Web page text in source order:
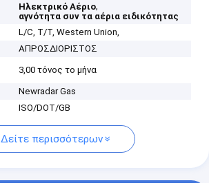
Ηλεκτρικό Αέριο,
αγνότητα συν τα αέρια ειδικότητας
L/C, T/T, Western Union,
ΑΠΡΟΣΔΙΟΡΙΣΤΟΣ
3,00 τόνος το μήνα
Newradar Gas
ISO/DOT/GB
Δείτε περισσότερων